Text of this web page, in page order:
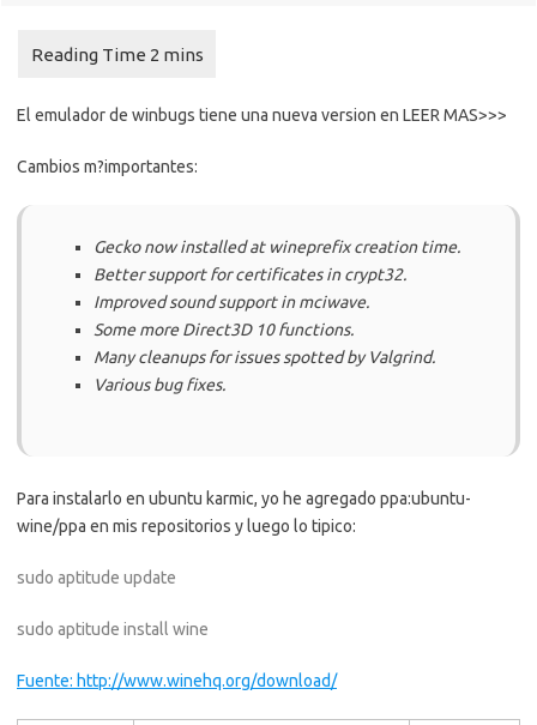
El emulador de winbugs tiene una nueva version en LEER MAS>>>
Cambios m?importantes:
Gecko now installed at wineprefix creation time.
Better support for certificates in crypt32.
Improved sound support in mciwave.
Some more Direct3D 10 functions.
Many cleanups for issues spotted by Valgrind.
Various bug fixes.
Para instalarlo en ubuntu karmic, yo he agregado ppa:ubuntu-
wine/ppa en mis repositorios y luego lo tipico:
sudo aptitude update
sudo aptitude install wine
Fuente: http://www.winehq.org/download/